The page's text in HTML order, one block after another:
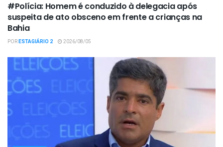
#Polícia: Homem é conduzido à delegacia após
suspeita de ato obsceno em frente a crianças na
Bahia
PORESTAGIÁRIO 2 2026/08/05